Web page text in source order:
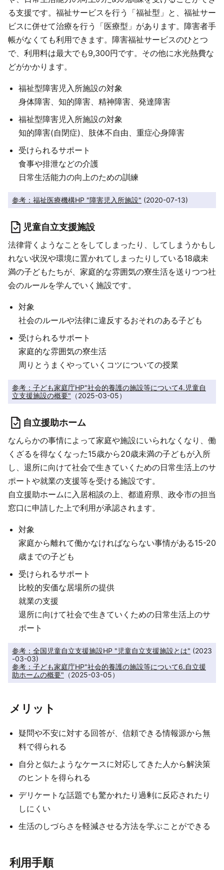
る支援です。福祉サービスを行う「福祉型」と、福祉サー
ビスに併せて治療を行う「医療型」があります。障害者手
帳がなくても利用できます。障害福祉サービスのひとつ
で、利用料は最大でも9,300円です。その他に水光熱費な
どがかかります。
福祉型障害児入所施設の対象
身体障害、知的障害、精神障害、発達障害
福祉型障害児入所施設の対象
知的障害(自閉症)、肢体不自由、重症心身障害
受けられるサポート
食事や排泄などの介護
日常生活能力の向上のための訓練
参考：福祉医療機構HP "障害児入所施設" (2020-07-13)
児童自立支援施設
法律背くようなことをしてしまったり、してしまうかもし
れない状況や環境に置かれてしまったりしている18歳未
満の子どもたちが、家庭的な雰囲気の寮生活を送りつつ社
会のルールを学んでいく施設です。
対象
社会のルールや法律に違反するおそれのある子ども
受けられるサポート
家庭的な雰囲気の寮生活
周りとうまくやっていくコツについての授業
参考：子ども家庭庁HP"社会的養護の施設等について4.児童自
立支援施設の概要" （2025-03-05）
自立援助ホーム
なんらかの事情によって家庭や施設にいられなくなり、働
くざるを得なくなった15歳から20歳未満の子どもが入所
し、退所に向けて社会で生きていくための日常生活上のサ
ポートや就業の支援等を受ける施設です。
自立援助ホームに入居相談の上、都道府県、政令市の担当
窓口に申請した上で利用が承認されます。
対象
家庭から離れて働かなければならない事情がある15-20
歳までの子ども
受けられるサポート
比較的安価な居場所の提供
就業の支援
退所に向けて社会で生きていくための日常生活上のサ
ポート
参考：全国児童自立支援施設HP "児童自立支援施設とは" (2023
参考：子ども家庭庁HP"社会的養護の施設等について6.自立援
助ホームの概要" （2025-03-05）
メリット
疑問や不安に対する回答が、信頼できる情報源から無
料で得られる
自分と似たようなケースに対応してきた人から解決策
のヒントを得られる
デリケートな話題でも驚かれたり過剰に反応されたり
しにくい
生活のしづらさを軽減させる方法を学ぶことができる
利用手順